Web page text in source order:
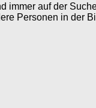
immer auf der
Personen in der